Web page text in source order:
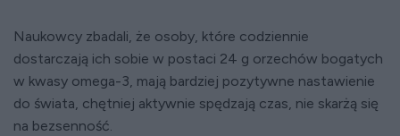
Naukowcy zbadali, że osoby, które codziennie
dostarczają ich sobie w postaci 24 g orzechów bogatych
w kwasy omega-3, mają bardziej pozytywne nastawienie
do świata, chętniej aktywnie spędzają czas, nie skarżą się
na bezsenność.